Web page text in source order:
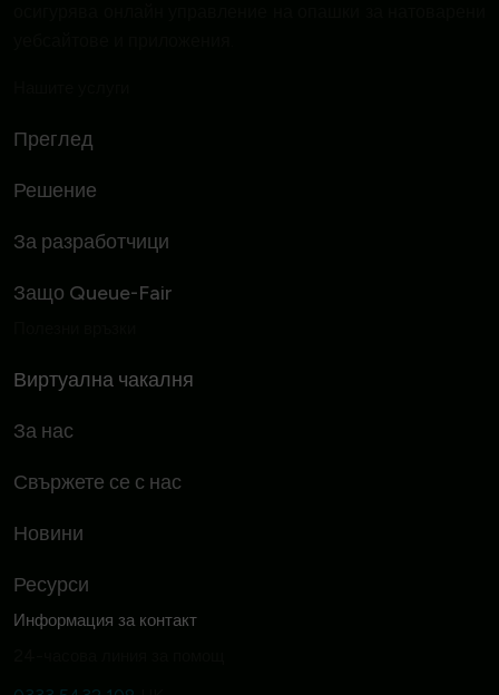
Преглед
Решение
За разработчици
Защо Queue-Fair
Виртуална чакалня
За нас
Свържете се с нас
Новини
Ресурси
Информация за контакт